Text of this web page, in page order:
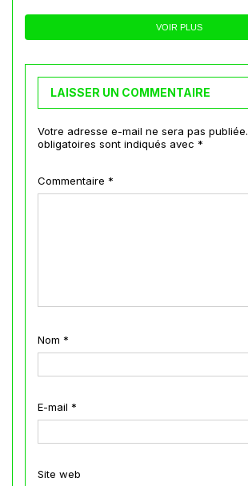
VOIR PLUS
LAISSER UN COMMENTAIRE
Votre adresse e-mail ne sera pas publiée.
obligatoires sont indiqués avec *
Commentaire *
Nom *
E-mail *
Site web